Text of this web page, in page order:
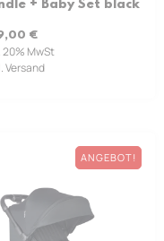
+ Baby Set black
€
20% MwSt
Versand
ANGEBOT!